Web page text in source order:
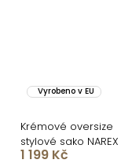
Vyrobeno v EU
Krémové oversize
stylové sako NAREX
1 199 Kč